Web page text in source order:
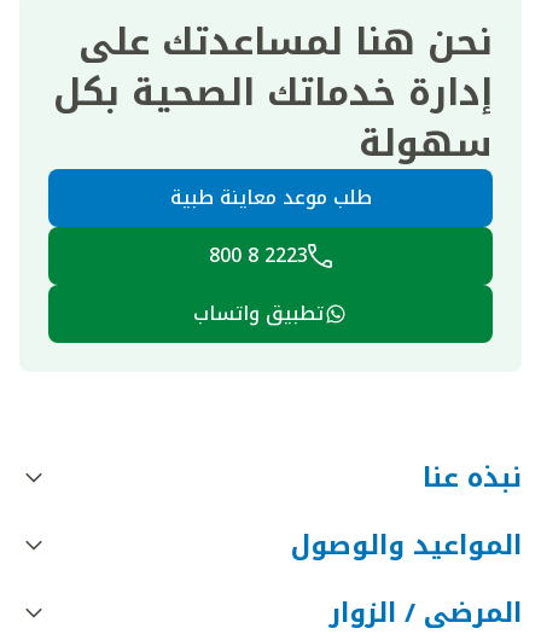
نحن هنا لمساعدتك على
إدارة خدماتك الصحية بكل
سهولة
طلب موعد معاينة طبية
2223 8 800
تطبيق واتساب
نبذه عنا
المواعيد والوصول
المرضى / الزوار